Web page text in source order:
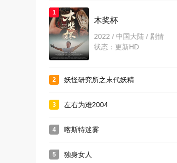
1
木奖杯
2022 / 中国大陆 / 剧情
状态：更新HD
2 妖怪研究所之末代妖精
3 左右为难2004
4 喀斯特迷雾
5 独身女人